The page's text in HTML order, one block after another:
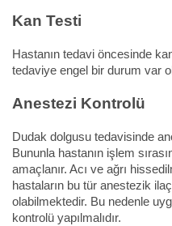
Kan Testi
Hastanın tedavi öncesinde
tedaviye engel bir durum var
Anestezi Kontrolü
Dudak dolgusu tedavisinde
Bununla hastanın işlem
amaçlanır. Acı ve ağrı
hastaların bu tür anestezik
olabilmektedir. Bu nedenle
kontrolü yapılmalıdır.